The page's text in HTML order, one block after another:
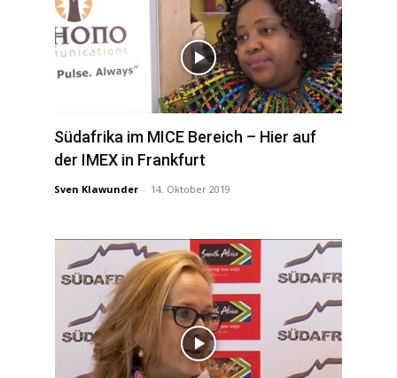
Südafrika im MICE Bereich – Hier auf
der IMEX in Frankfurt
Sven Klawunder - 14. Oktober 2019